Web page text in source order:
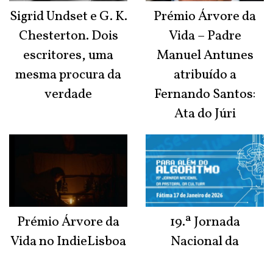
Sigrid Undset e G. K.
Chesterton. Dois
escritores, uma
mesma procura da
verdade
Prémio Árvore da
Vida no IndieLisboa
Prémio Árvore da
Vida – Padre
Manuel Antunes
atribuído a
Fernando Santos:
Ata do Júri
19.ª Jornada
Nacional da